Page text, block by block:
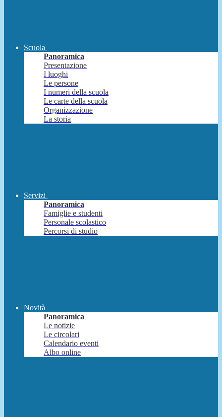
Scuola
Panoramica
Presentazione
I luoghi
Le persone
I numeri della scuola
Le carte della scuola
Organizzazione
La storia
Servizi
Panoramica
Famiglie e studenti
Personale scolastico
Percorsi di studio
Novità
Panoramica
Le notizie
Le circolari
Calendario eventi
Albo online